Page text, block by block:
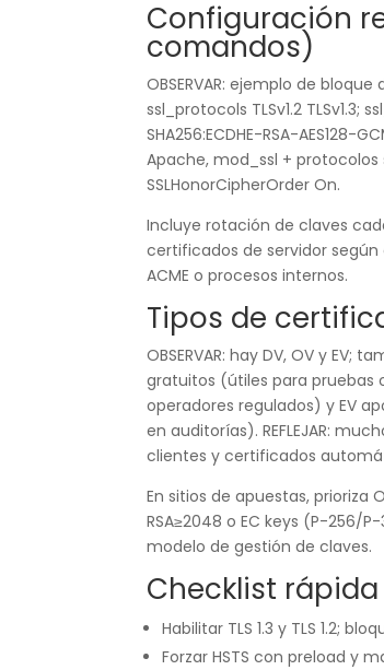
Configuración
comandos)
OBSERVAR: ejemplo de
ssl_protocols TLSv1.2 TLSv1.3;
SHA256:ECDHE-RSA-AES128-
Apache, mod_ssl + protocolos
SSLHonorCipherOrder On.
Incluye rotación de claves
certificados de servidor
ACME o procesos internos.
Tipos de
OBSERVAR: hay DV, OV y EV;
gratuitos (útiles para pruebas
operadores regulados) y EV
en auditorías). REFLEJAR:
clientes y certificados
En sitios de apuestas,
RSA≥2048 o EC keys (P-256/
modelo de gestión de claves.
Checklist
Habilitar TLS 1.3 y TLS 1.2;
Forzar HSTS con preload y